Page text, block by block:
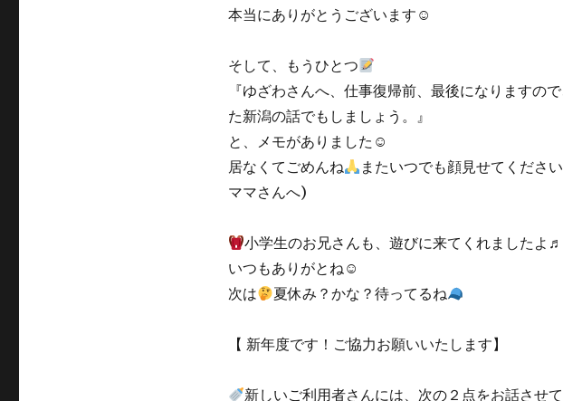
本当にありがとうございます☺
そして、もうひとつ
『ゆざわさんへ、仕事復帰前、最後になりますの
た新潟の話でもしましょう。』
と、メモがありました☺
居なくてごめんね
またいつでも顔見せてください
ママさんへ)
小学生のお兄さんも、遊びに来てくれましたよ♬
いつもありがとね☺
次は
夏休み？かな？待ってるね
【 新年度です！ご協力お願いいたします】
新しいご利用者さんには、次の２点をお話させ